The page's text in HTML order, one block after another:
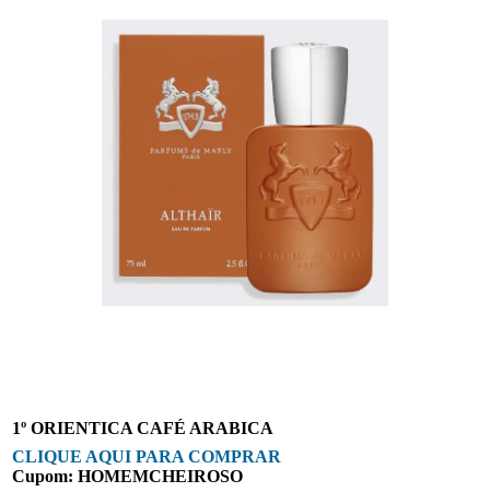
1º ORIENTICA CAFÉ ARABICA
CLIQUE AQUI PARA COMPRAR
Cupom: HOMEMCHEIROSO